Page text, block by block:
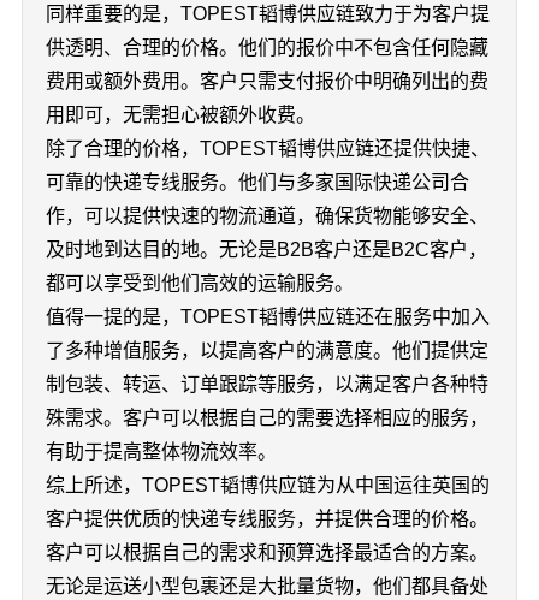
同样重要的是，TOPEST韬博供应链致力于为客户提
供透明、合理的价格。他们的报价中不包含任何隐藏
费用或额外费用。客户只需支付报价中明确列出的费
用即可，无需担心被额外收费。
除了合理的价格，TOPEST韬博供应链还提供快捷、
可靠的快递专线服务。他们与多家国际快递公司合
作，可以提供快速的物流通道，确保货物能够安全、
及时地到达目的地。无论是B2B客户还是B2C客户，
都可以享受到他们高效的运输服务。
值得一提的是，TOPEST韬博供应链还在服务中加入
了多种增值服务，以提高客户的满意度。他们提供定
制包装、转运、订单跟踪等服务，以满足客户各种特
殊需求。客户可以根据自己的需要选择相应的服务，
有助于提高整体物流效率。
综上所述，TOPEST韬博供应链为从中国运往英国的
客户提供优质的快递专线服务，并提供合理的价格。
客户可以根据自己的需求和预算选择最适合的方案。
无论是运送小型包裹还是大批量货物，他们都具备处